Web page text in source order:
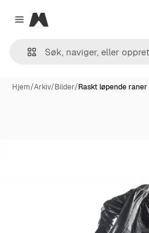
Close menu
Magnific
Hjem/Arkiv/Bilder/Raskt løpende raner